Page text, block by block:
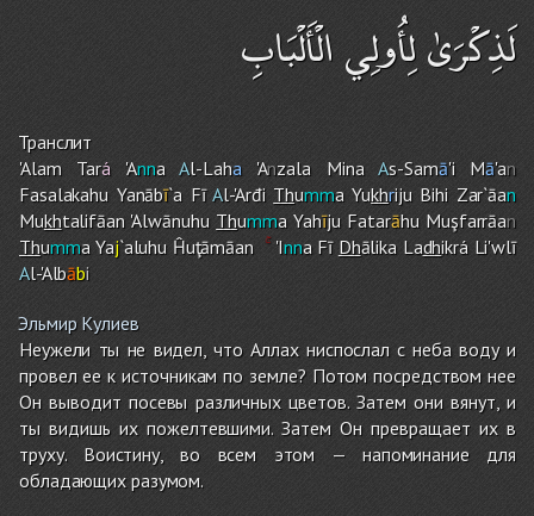
لَذِكْرَىٰ لِأُولِي الْأَلْبَابِ
Транслит
'AlamTará 'AnnaAl-Laha'Anzala MinaAs-Samā'i Mā'an
Fasalakahu Yanābī`a FīAl-'Arđi Thumma Yukhriju BihiZar`āan
Mukhtalifāan 'Alwānuhu Thumma Yahīju FatarāhuMuşfarrāan
Thumma Yaj`aluhu Ĥuţāmāan 'Inna Fī Dhālika Ladhikrá Li'wlī
Al-'Albābi
Эльмир Кулиев
Неужели ты не видел, что Аллах ниспослал с неба воду и
провел ее к источникам по земле? Потом посредством нее
Он выводит посевы различных цветов. Затем они вянут, и
ты видишь их пожелтевшими. Затем Он превращает их в
труху. Воистину, во всем этом — напоминание для
обладающих разумом.